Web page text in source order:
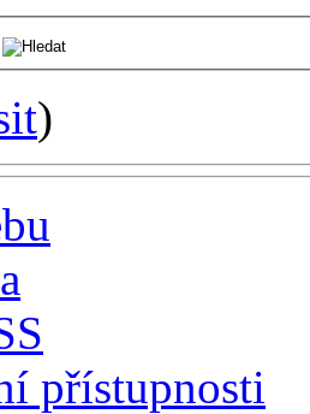
)
přístupnosti